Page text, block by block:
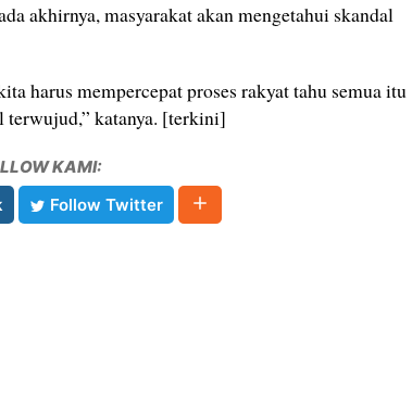
akhirnya, masyarakat akan mengetahui skandal
harus mempercepat proses rakyat tahu semua itu
terwujud,” katanya. [terkini]
KAMI:
Follow Twitter